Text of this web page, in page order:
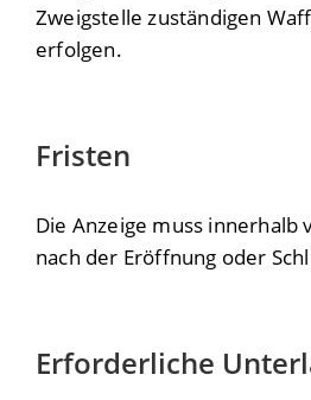
Zweigstelle zuständigen
erfolgen.
Fristen
Die Anzeige muss innerhalb
nach der Eröffnung oder
Erforderliche